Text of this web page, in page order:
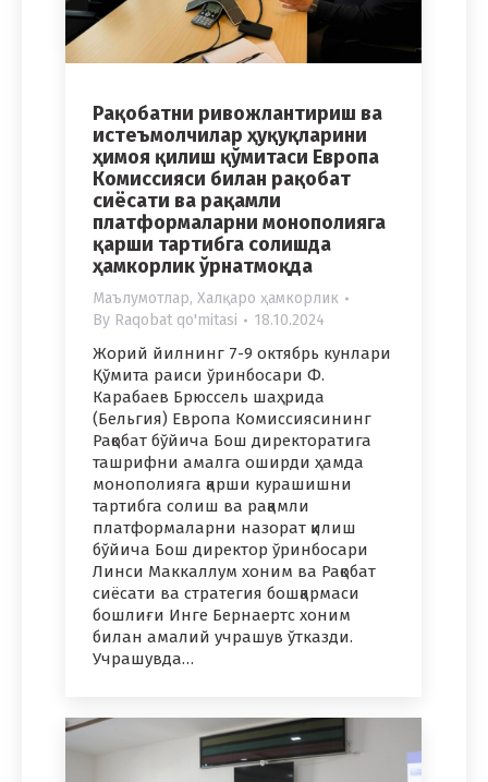
Рақобатни ривожлантириш ва
истеъмолчилар ҳуқуқларини
ҳимоя қилиш қўмитаси Европа
Комиссияси билан рақобат
сиёсати ва рақамли
платформаларни монополияга
қарши тартибга солишда
ҳамкорлик ўрнатмоқда
Маълумотлар, Халқаро ҳамкорлик
By Raqobat qo'mitasi 18.10.2024
Жорий йилнинг 7-9 октябрь кунлари
Қўмита раиси ўринбосари Ф.
Карабаев Брюссель шаҳрида
(Бельгия) Европа Комиссиясининг
Рақобат бўйича Бош директоратига
ташрифни амалга оширди ҳамда
монополияга қарши курашишни
тартибга солиш ва рақамли
платформаларни назорат қилиш
бўйича Бош директор ўринбосари
Линси Маккаллум хоним ва Рақобат
сиёсати ва стратегия бошқармаси
бошлиғи Инге Бернаертс хоним
билан амалий учрашув ўтказди.
Учрашувда…